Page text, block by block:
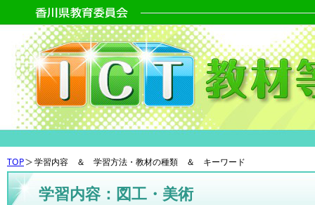
TOP 学習内容 ＆ 学習方法・教材の種類 ＆ キーワード
学習内容：図工・美術